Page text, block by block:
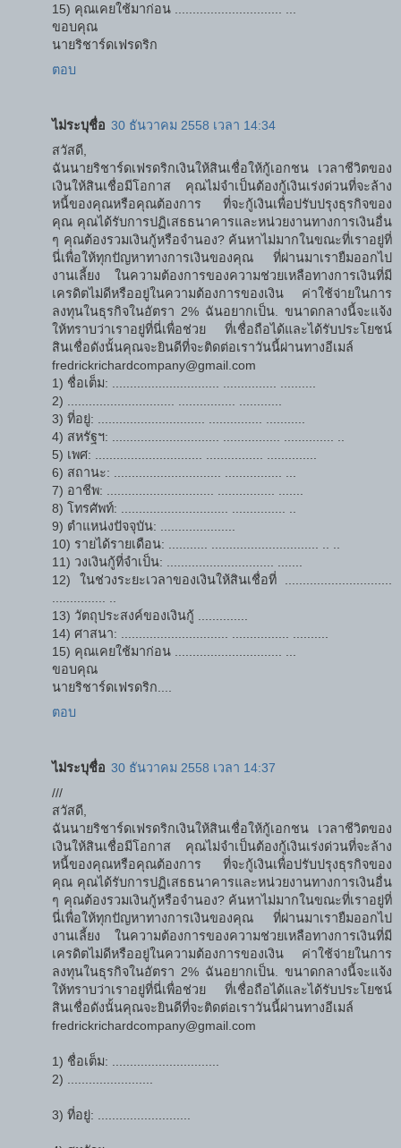
15) คุณเคยใช้มาก่อน .............................. ...
ขอบคุณ
นายริชาร์ดเฟรดริก
ตอบ
ไม่ระบุชื่อ 30 ธันวาคม 2558 เวลา 14:34
สวัสดี,
ฉันนายริชาร์ดเฟรดริกเงินให้สินเชื่อให้กู้เอกชน เวลาชีวิตของ
เงินให้สินเชื่อมีโอกาส คุณไม่จำเป็นต้องกู้เงินเร่งด่วนที่จะล้าง
หนี้ของคุณหรือคุณต้องการ ที่จะกู้เงินเพื่อปรับปรุงธุรกิจของ
คุณ คุณได้รับการปฏิเสธธนาคารและหน่วยงานทางการเงินอื่น
ๆ คุณต้องรวมเงินกู้หรือจำนอง? ค้นหาไม่มากในขณะที่เราอยู่ที่
นี่เพื่อให้ทุกปัญหาทางการเงินของคุณ ที่ผ่านมาเรายืมออกไป
งานเลี้ยง ในความต้องการของความช่วยเหลือทางการเงินที่มี
เครดิตไม่ดีหรืออยู่ในความต้องการของเงิน ค่าใช้จ่ายในการ
ลงทุนในธุรกิจในอัตรา 2% ฉันอยากเป็น. ขนาดกลางนี้จะแจ้ง
ให้ทราบว่าเราอยู่ที่นี่เพื่อช่วย ที่เชื่อถือได้และได้รับประโยชน์
สินเชื่อดังนั้นคุณจะยินดีที่จะติดต่อเราวันนี้ผ่านทางอีเมล์
fredrickrichardcompany@gmail.com
1) ชื่อเต็ม: .............................. ............... ..........
2) .............................. ................ ............
3) ที่อยู่: .............................. ............... ...........
4) สหรัฐฯ: .............................. ................ .............. ..
5) เพศ: .............................. ................ ..............
6) สถานะ: .............................. ................ ...
7) อาชีพ: .............................. ................ .......
8) โทรศัพท์: .............................. ............... ..
9) ตำแหน่งปัจจุบัน: .....................
10) รายได้รายเดือน: ........... .............................. .. ..
11) วงเงินกู้ที่จำเป็น: .............................. .......
12) ในช่วงระยะเวลาของเงินให้สินเชื่อที่ ..............................
13) วัตถุประสงค์ของเงินกู้ ..............
14) ศาสนา: .............................. ................ ..........
15) คุณเคยใช้มาก่อน .............................. ...
ขอบคุณ
นายริชาร์ดเฟรดริก....
ตอบ
ไม่ระบุชื่อ 30 ธันวาคม 2558 เวลา 14:37
///
สวัสดี,
ฉันนายริชาร์ดเฟรดริกเงินให้สินเชื่อให้กู้เอกชน เวลาชีวิตของ
เงินให้สินเชื่อมีโอกาส คุณไม่จำเป็นต้องกู้เงินเร่งด่วนที่จะล้าง
หนี้ของคุณหรือคุณต้องการ ที่จะกู้เงินเพื่อปรับปรุงธุรกิจของ
คุณ คุณได้รับการปฏิเสธธนาคารและหน่วยงานทางการเงินอื่น
ๆ คุณต้องรวมเงินกู้หรือจำนอง? ค้นหาไม่มากในขณะที่เราอยู่ที่
นี่เพื่อให้ทุกปัญหาทางการเงินของคุณ ที่ผ่านมาเรายืมออกไป
งานเลี้ยง ในความต้องการของความช่วยเหลือทางการเงินที่มี
เครดิตไม่ดีหรืออยู่ในความต้องการของเงิน ค่าใช้จ่ายในการ
ลงทุนในธุรกิจในอัตรา 2% ฉันอยากเป็น. ขนาดกลางนี้จะแจ้ง
ให้ทราบว่าเราอยู่ที่นี่เพื่อช่วย ที่เชื่อถือได้และได้รับประโยชน์
สินเชื่อดังนั้นคุณจะยินดีที่จะติดต่อเราวันนี้ผ่านทางอีเมล์
fredrickrichardcompany@gmail.com
1) ชื่อเต็ม: ..............................
2) ........................
3) ที่อยู่: ..........................